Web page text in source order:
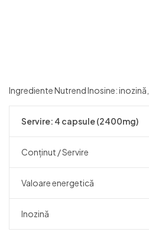
Ingrediente Nutrend Inosine:
Servire: 4 capsule (2400mg)
Conținut / Servire
Valoare energetică
Inozină